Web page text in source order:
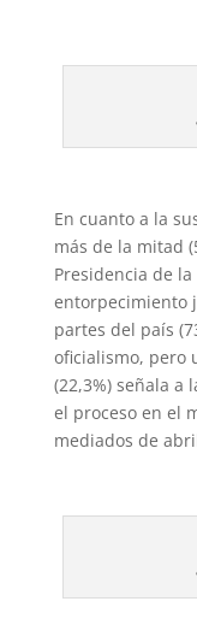
En cuanto a la
más de la mitad
Presidencia de
entorpecimiento
partes del país
oficialismo, pero
(22,3%) señala a
el proceso en el
mediados de